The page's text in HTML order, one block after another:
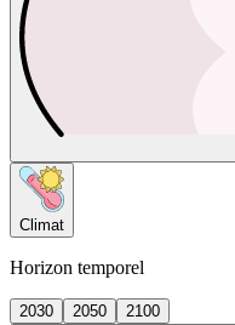
Climat
Horizon temporel
2030 2050
2100